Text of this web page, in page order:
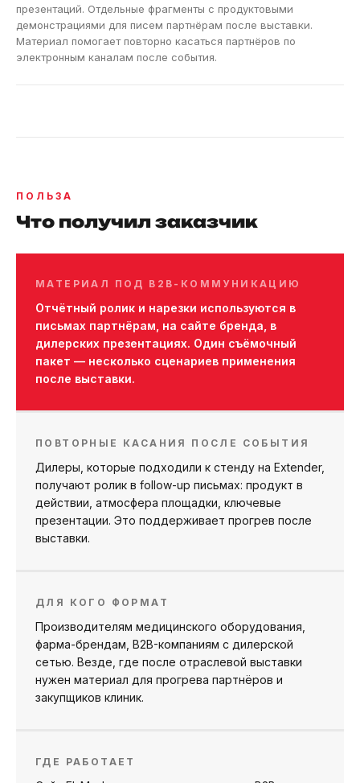
презентаций. Отдельные фрагменты с продуктовыми
демонстрациями для писем партнёрам после выставки.
Материал помогает повторно касаться партнёров по
электронным каналам после события.
ПОЛЬЗА
Что получил заказчик
МАТЕРИАЛ ПОД B2B-КОММУНИКАЦИЮ
Отчётный ролик и нарезки используются в
письмах партнёрам, на сайте бренда, в
дилерских презентациях. Один съёмочный
пакет — несколько сценариев применения
после выставки.
ПОВТОРНЫЕ КАСАНИЯ ПОСЛЕ СОБЫТИЯ
Дилеры, которые подходили к стенду на Extender,
получают ролик в follow-up письмах: продукт в
действии, атмосфера площадки, ключевые
презентации. Это поддерживает прогрев после
выставки.
ДЛЯ КОГО ФОРМАТ
Производителям медицинского оборудования,
фарма-брендам, B2B-компаниям с дилерской
сетью. Везде, где после отраслевой выставки
нужен материал для прогрева партнёров и
закупщиков клиник.
ГДЕ РАБОТАЕТ